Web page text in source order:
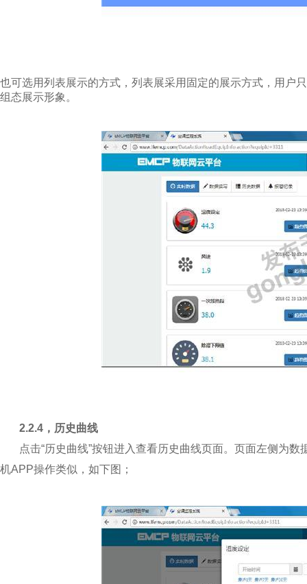
也可选用列表展示的方式，列表展采用固定的展示方式，用户
组态展示形象。
2.2.4 ，历史曲线
点击“历史曲线”按钮进入查看历史曲线页面。页面左侧为
机APP操作类似，如下图；